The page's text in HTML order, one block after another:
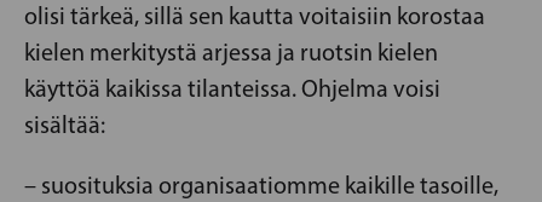
olisi tärkeä, sillä sen kautta voitaisiin korostaa
kielen merkitystä arjessa ja ruotsin kielen
käyttöä kaikissa tilanteissa. Ohjelma voisi
sisältää:
– suosituksia organisaatiomme kaikille tasoille,